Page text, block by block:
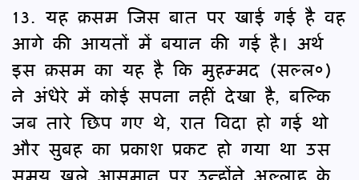
13. यह क़सम जिस बात पर खाई गई है वह
आगे की आयतों में बयान की गई है। अर्थ
इस क़सम का यह है कि मुहम्मद (सल्ल०)
ने अंधेरे में कोई सपना नहीं देखा है, बल्कि
जब तारे छिप गए थे, रात विदा हो गई थो
और सुबह का प्रकाश प्रकट हो गया था उस